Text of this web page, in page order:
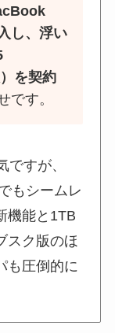
し、浮い
を契約
です。
すが、
もシームレ
機能と1TB
スク版のほ
も圧倒的に